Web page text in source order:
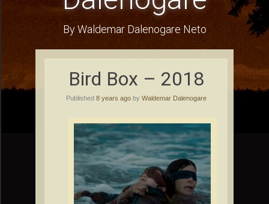
By Waldemar Dalenogare Neto
Bird Box – 2018
Published 8 years agoby Waldemar Dalenogare